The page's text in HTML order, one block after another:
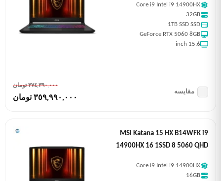
Core i9 Intel i9 14900HX
32GB
1TB SSD SSD
GeForce RTX 5060 8GB
15.6 inch
٣٧٤,٣٩٠,٠٠٠ تومان
٣٥٩,٩٩٠,٠٠٠ تومان
مقایسه
MSI Katana 15 HX B14WFK i9
14900HX 16 1SSD 8 5060 QHD
Core i9 Intel i9 14900HX
16GB